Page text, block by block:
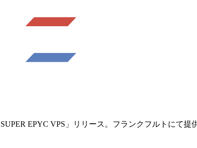
EPYC VPS」リリース。フランクフルトにて提